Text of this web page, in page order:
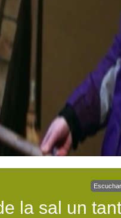
la sal un